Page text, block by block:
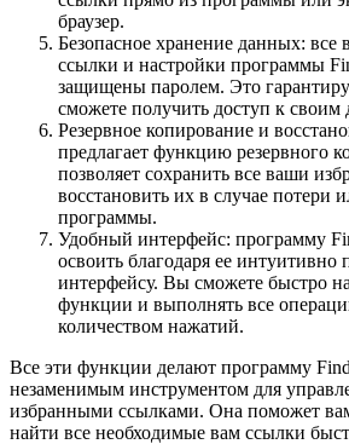
браузер.
Безопасное хранение данных: все
ссылки и настройки программы
защищены паролем. Это
сможете получить доступ к
Резервное копирование и
предлагает функцию резервного
позволяет сохранить все ваши
восстановить их в случае потери
программы.
Удобный интерфейс: программу
освоить благодаря ее интуитивно
интерфейсу. Вы сможете быстро
функции и выполнять все
количеством нажатий.
Все эти функции делают программу
незаменимым инструментом для
избранными ссылками. Она поможет
найти все необходимые вам ссылки